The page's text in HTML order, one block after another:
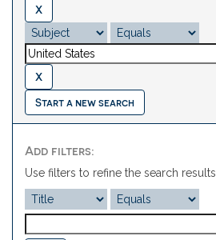
Start a new search
Add filters:
Use filters to refine the search results.